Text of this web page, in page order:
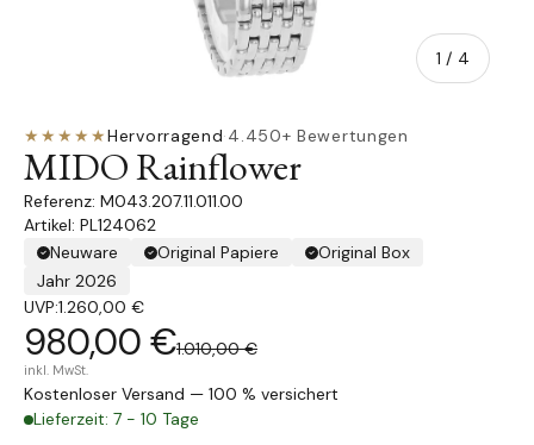
1 / von
4
★★★★★Hervorragend·4.450+ Bewertungen
MIDO Rainflower
M043.207.11.011.00
Artikel: PL124062
Neuware
Original Papiere
Original Box
Jahr 2026
UVP:1.260,00 €
980,00 €1.010,00 €
inkl. MwSt.
Kostenloser Versand — 100 % versichert
Lieferzeit: 7 - 10 Tage